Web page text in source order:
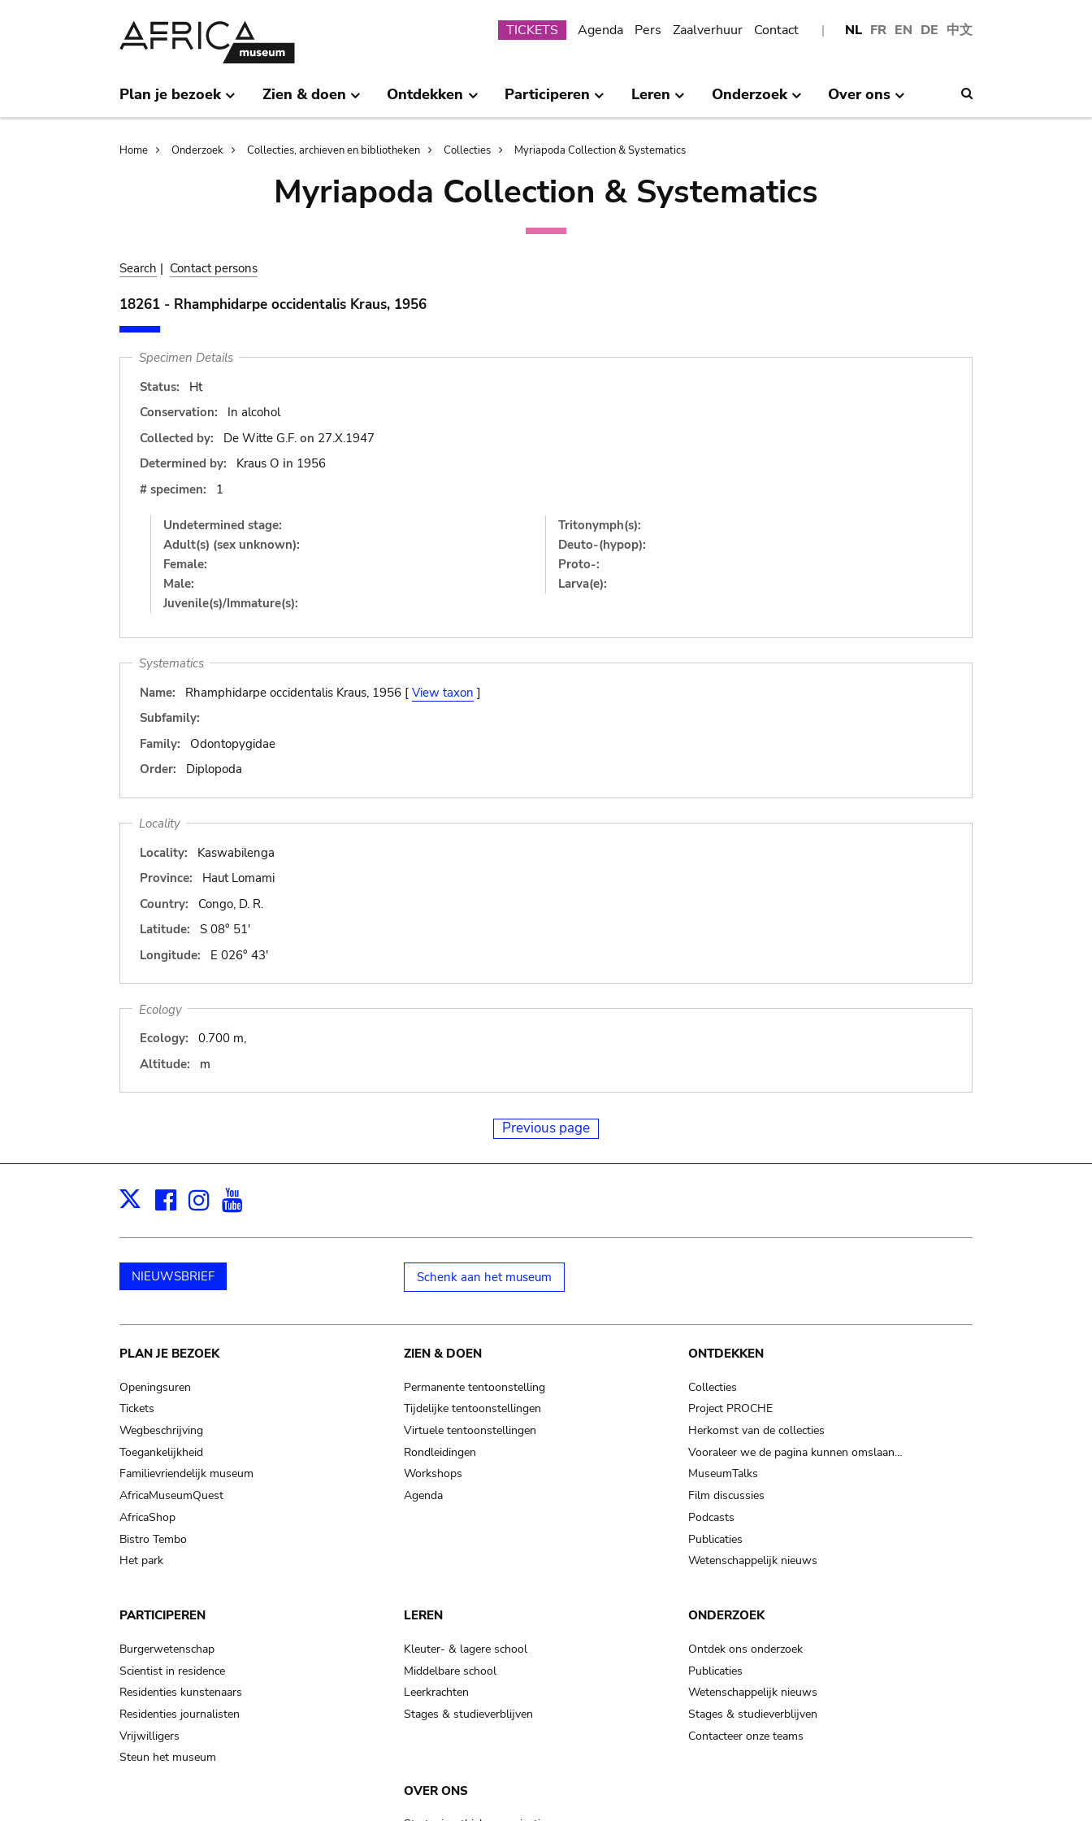
NL FR EN DE 中文
Submenu
TICKETS Agenda Pers Zaalverhuur Contact
Plan je bezoek Zien & doen Ontdekken Participeren Leren Onderzoek Over ons
Breadcrumb
Home Onderzoek Collecties, archieven en bibliotheken Collecties Myriapoda Collection & Systematics
Myriapoda Collection & Systematics
Search | Contact persons
18261 - Rhamphidarpe occidentalis Kraus, 1956
Specimen Details
Status:
Ht
Conservation:
In alcohol
Collected by:
De Witte G.F. on 27.X.1947
Determined by:
Kraus O in 1956
# specimen:
1
Undetermined stage:
Adult(s) (sex unknown):
Female:
Male:
Juvenile(s)/Immature(s):
Tritonymph(s):
Deuto-(hypop):
Proto-:
Larva(e):
Systematics
Name:
Rhamphidarpe occidentalis Kraus, 1956 [ View taxon ]
Subfamily:
Family:
Odontopygidae
Order:
Diplopoda
Locality
Locality:
Kaswabilenga
Province:
Haut Lomami
Country:
Congo, D. R.
Latitude:
S 08° 51'
Longitude:
E 026° 43'
Ecology
Ecology:
0.700 m,
Altitude:
m
Previous page
X Facebook
Instagram
NIEUWSBRIEF Schenk aan het museum
Main
navigation
PLAN JE BEZOEK
Openingsuren
Tickets
Wegbeschrijving
Toegankelijkheid
Familievriendelijk museum
AfricaMuseumQuest
AfricaShop
Bistro Tembo
Het park
ZIEN & DOEN
Permanente tentoonstelling
Tijdelijke tentoonstellingen
Virtuele tentoonstellingen
Rondleidingen
Workshops
Agenda
ONTDEKKEN
Collecties
Project PROCHE
Herkomst van de collecties
Vooraleer we de pagina kunnen omslaan…
MuseumTalks
Film discussies
Podcasts
Publicaties
Wetenschappelijk nieuws
PARTICIPEREN
Burgerwetenschap
Scientist in residence
Residenties kunstenaars
Residenties journalisten
Vrijwilligers
Steun het museum
LEREN
Kleuter- & lagere school
Middelbare school
Leerkrachten
Stages & studieverblijven
ONDERZOEK
Ontdek ons onderzoek
Publicaties
Wetenschappelijk nieuws
Stages & studieverblijven
Contacteer onze teams
OVER ONS